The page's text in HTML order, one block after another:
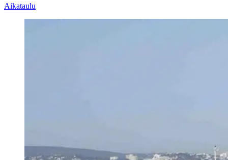
Aikataulu